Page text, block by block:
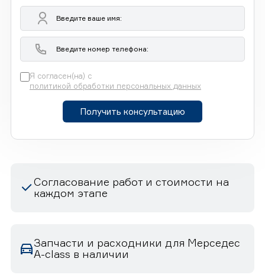
Я согласен(на) с
политикой обработки персональных данных
Получить консультацию
Согласование работ и стоимости на
каждом этапе
Запчасти и расходники для Мерседес
A-class в наличии